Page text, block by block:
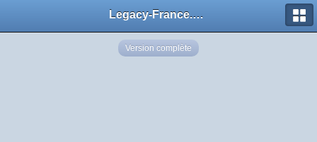
Legacy-France.org - Forum
Version complète